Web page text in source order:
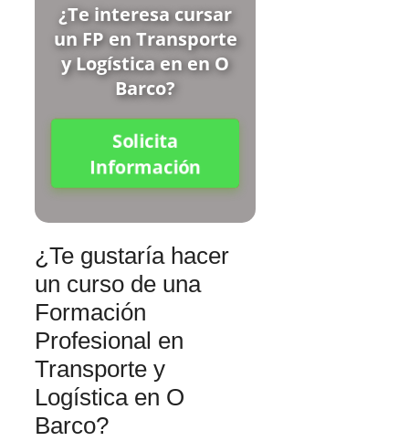
¿Te interesa cursar
un FP en Transporte
y Logística en en O
Barco?
Solicita
Información
¿Te gustaría hacer
un curso de una
Formación
Profesional en
Transporte y
Logística en O
Barco?